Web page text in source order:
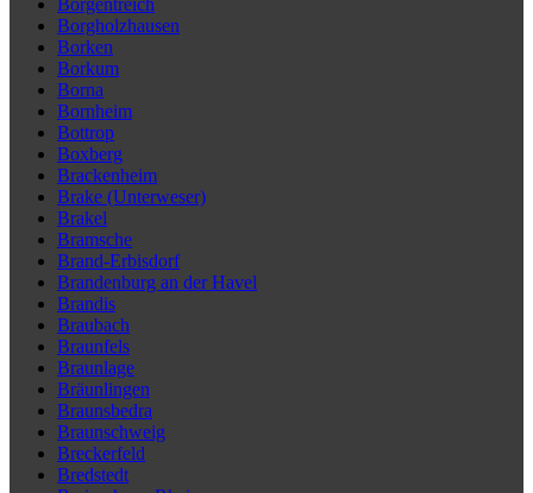
Borgentreich
Borgholzhausen
Borken
Borkum
Borna
Bornheim
Bottrop
Boxberg
Brackenheim
Brake (Unterweser)
Brakel
Bramsche
Brand-Erbisdorf
Brandenburg an der Havel
Brandis
Braubach
Braunfels
Braunlage
Bräunlingen
Braunsbedra
Braunschweig
Breckerfeld
Bredstedt